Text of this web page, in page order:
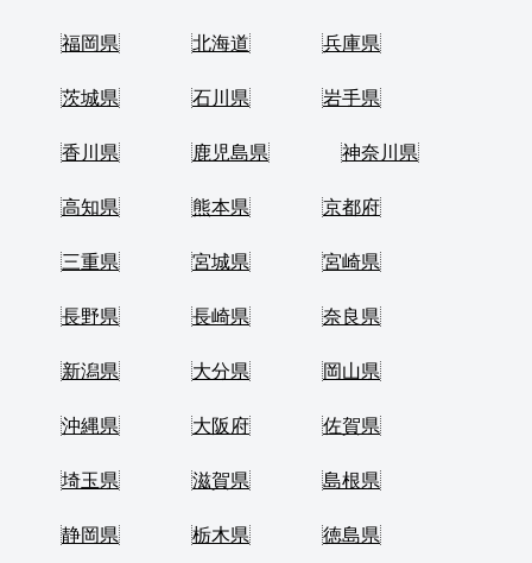
福岡県 北海道 兵庫県
茨城県 石川県 岩手県
香川県 鹿児島県 神奈川県
高知県 熊本県 京都府
三重県 宮城県 宮崎県
長野県 長崎県 奈良県
新潟県 大分県 岡山県
沖縄県 大阪府 佐賀県
埼玉県 滋賀県 島根県
静岡県 栃木県 徳島県